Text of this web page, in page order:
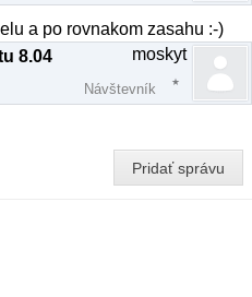
a po rovnakom zasahu :-)
8.04
moskyt
Návštevník
Pridať správu